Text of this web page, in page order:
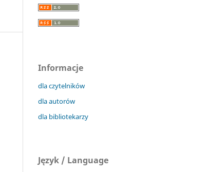
Informacje
dla czytelników
dla autorów
dla bibliotekarzy
Język / Language